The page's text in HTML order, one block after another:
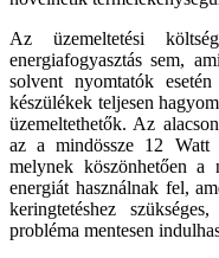
Az üzemeltetési
energiafogyasztás sem,
solvent nyomtatók
készülékek teljesen
üzemeltethetők. Az
az a mindössze 12 Watt
melynek köszönhetően
energiát használnak fel,
keringtetéshez
probléma mentesen